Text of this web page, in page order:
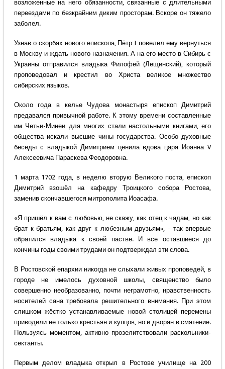
возложенные на него обязанности, связанные с длительными
переездами по безкрайним диким просторам. Вскоре он тяжело
заболел.
Узнав о скорбях нового епископа, Пётр I повелел ему вернуться
в Москву и ждать нового назначения. А на его место в Сибирь с
Украины отправился владыка Филофей (Лещинский), который
проповедовал и крестил во Христа великое множество
сибирских языков.
Около года в келье Чудова монастыря епископ Димитрий
предавался привычной работе. К этому времени составленные
им Четьи-Минеи для многих стали настольными книгами, его
общества искали высшие чины государства. Особо духовные
беседы с владыкой Димитрием ценила вдова царя Иоанна V
Алексеевича Параскева Феодоровна.
1 марта 1702 года, в неделю вторую Великого поста, епископ
Димитрий взошёл на кафедру Троицкого собора Ростова,
заменив скончавшегося митрополита Иоасафа.
«Я пришёл к вам с любовью, не скажу, как отец к чадам, но как
брат к братьям, как друг к любезным друзьям», - так впервые
обратился владыка к своей пастве. И все оставшиеся до
кончины годы своими трудами он подтверждал эти слова.
В Ростовской епархии никогда не слыхали живых проповедей, в
городе не имелось духовной школы, священство было
совершенно необразованно, почти неграмотно, нравственность
носителей сана требовала решительного внимания. При этом
слишком жёстко устанавливаемые новой столицей перемены
приводили не только крестьян и купцов, но и дворян в смятение.
Пользуясь моментом, активно прозелитствовали раскольники-
сектанты.
Первым делом владыка открыл в Ростове училище на 200